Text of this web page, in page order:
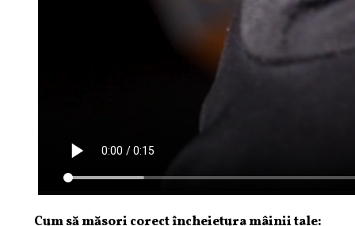
Cum să măsori corect încheietura mâinii tale: